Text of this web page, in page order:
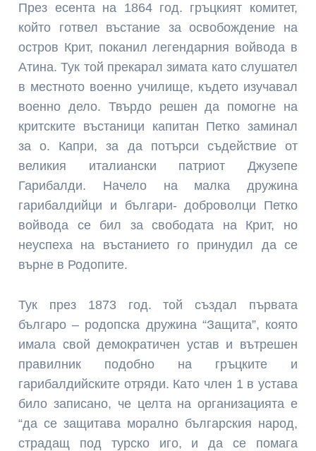
През есента на 1864 год. гръцкият комитет,
който готвел въстание за освобождение на
остров Крит, поканил легендарния войвода в
Атина. Тук той прекарал зимата като слушател
в местното военно училище, където изучавал
военно дело. Твърдо решен да помогне на
критските въстаници капитан Петко заминал
за о. Капри, за да потърси съдействие от
великия италиански патриот Джузепе
Гарибалди. Начело на малка дружина
гарибалдийци и българи- доброволци Петко
войвода се бил за свободата на Крит, но
неуспеха на въстанието го принудил да се
върне в Родопите.
Тук през 1873 год. той създал първата
българо – родопска дружина “Защита”, която
имала свой демократичен устав и вътрешен
правилник подобно на гръцките и
гарибалдийските отряди. Като член 1 в устава
било записано, че целта на организацията е
“да се защитава морално българския народ,
страдащ под турско иго, и да се помага